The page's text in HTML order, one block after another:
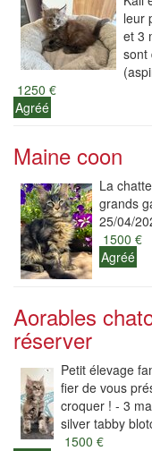
leur
et 3
sont
1250 €
Agréé
Maine coon
La
grands
25/04/
1500 €
Agréé
Aorables
réserver
Petit élevage
fier de vous
croquer ! - 3
silver tabby
1500 €